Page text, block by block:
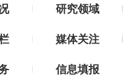
研究领域
媒体关注
信息填报